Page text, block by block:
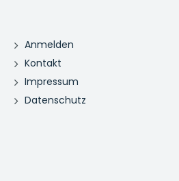
Anmelden
Kontakt
Impressum
Datenschutz